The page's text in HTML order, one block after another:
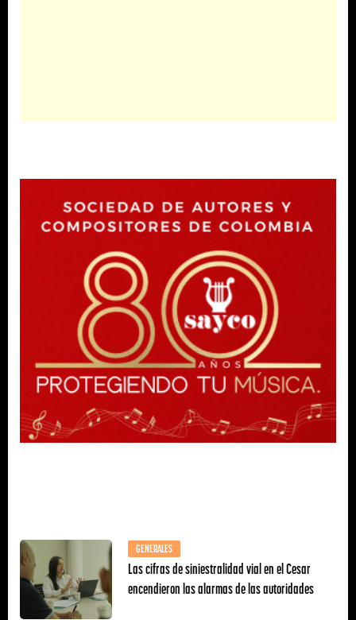
GENERALES
Las cifras de siniestralidad vial en el Cesar
encendieron las alarmas de las autoridades